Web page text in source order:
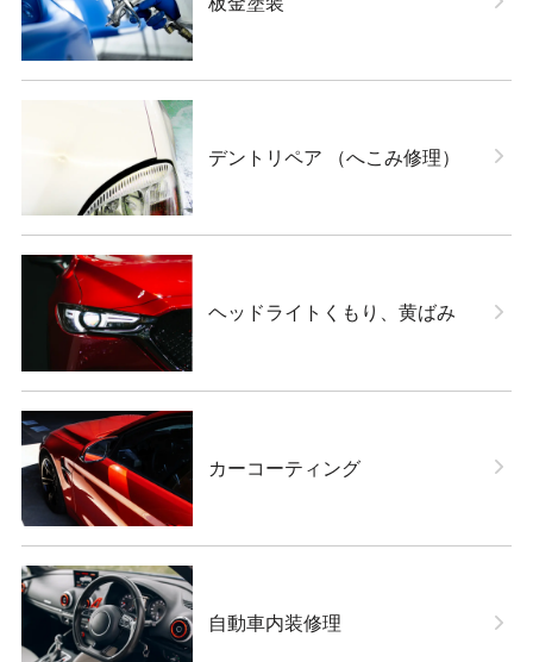
デントリペア （へこみ修理）
ヘッドライトくもり、黄ばみ
カーコーティング
自動車内装修理